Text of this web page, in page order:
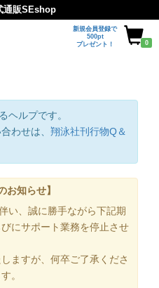
通販SEshop
新規会員登録で
500pt
プレゼント！
0
ヘルプです。
わせは、 翔泳社刊行物Q＆
お知らせ】
い、誠に勝手ながら下記期
にサポート業務を停止させ
ますが、何卒ご了承くださ
。